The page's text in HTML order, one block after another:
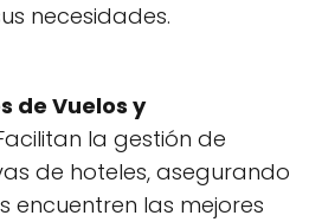
necesidades.
de Vuelos y
la gestión de
de hoteles, asegurando
encuentren las mejores